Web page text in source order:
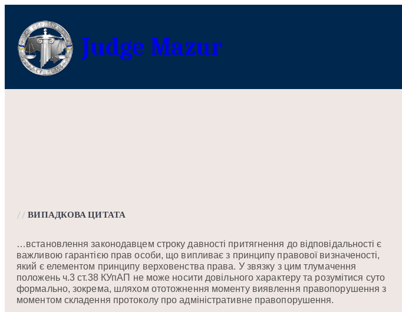
вмісту
Judge Mazur
// ВИПАДКОВА ЦИТАТА
…встановлення законодавцем строку давності притягнення до відповідальності є
важливою гарантією прав особи, що випливає з принципу правової визначеності,
який є елементом принципу верховенства права. У звязку з цим тлумачення
положень ч.3 ст.38 КУпАП не може носити довільного характеру та розумітися суто
формально, зокрема, шляхом ототожнення моменту виявлення правопорушення з
моментом складення протоколу про адміністративне правопорушення.